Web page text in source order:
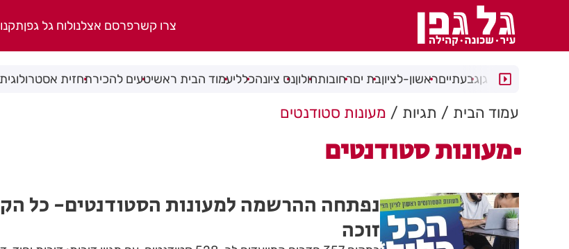
צרו קשרפרסם אצלנולוח גל גפן
רמת גןגבעתייםראשון-לציוןבת יםרחובותחולוןנס ציונהכלליעמוד הבית ראשיטעים להכירתחזית אסטרולוגית
עמוד הבית תגיות מעונות סטודנטים
מעונות סטודנטים
נפתחה ההרשמה למעונות הסטודנטים- כל
זוכה